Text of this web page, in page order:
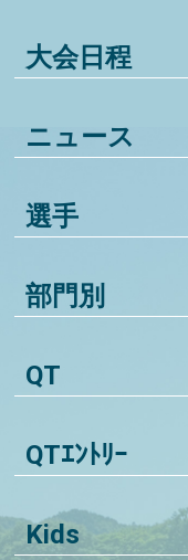
大会日程
ニュース
選手
部門別
QT
QTｴﾝﾄﾘｰ
Kids